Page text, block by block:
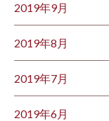
2019年9月
2019年8月
2019年7月
2019年6月